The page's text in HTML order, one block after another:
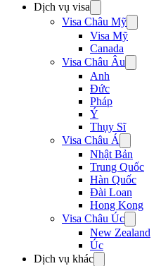
Dịch vụ visa
Visa Châu Mỹ
Visa Mỹ
Canada
Visa Châu Âu
Anh
Đức
Pháp
Ý
Thụy Sĩ
Visa Châu Á
Nhật Bản
Trung Quốc
Hàn Quốc
Đài Loan
Hong Kong
Visa Châu Úc
New Zealand
Úc
Dịch vụ khác